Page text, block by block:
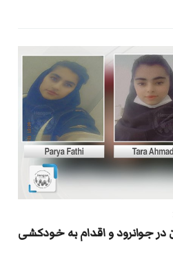
جوانرود و اقدام به خودکشی